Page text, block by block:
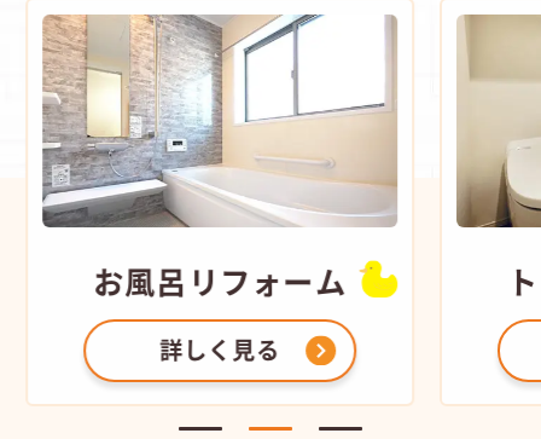
リフォーム
詳しく見る
トイレ リ
詳しく見